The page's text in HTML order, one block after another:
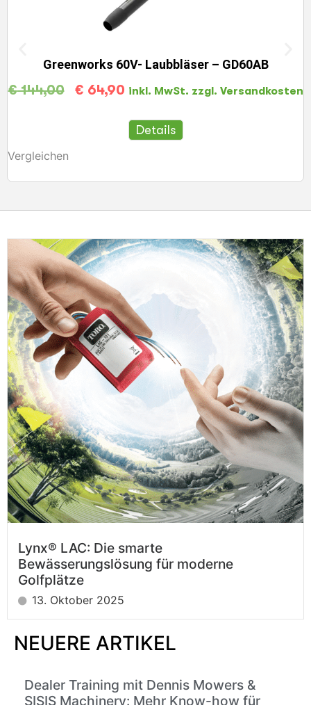
Greenworks 60V- Laubbläser – GD60AB
€144,00 € 64,90 inkl. MwSt. zzgl. Versandkosten
Vergleichen
Details
Lynx® LAC: Die smarte
Bewässerungslösung für moderne
Golfplätze
13. Oktober 2025
NEUERE ARTIKEL
Dealer Training mit Dennis Mowers &
SISIS Machinery: Mehr Know-how für